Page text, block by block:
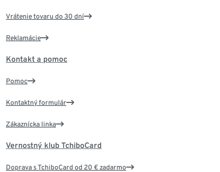
Vrátenie tovaru do 30 dní
Reklamácie
Kontakt a pomoc
Pomoc
Kontaktný formulár
Zákaznícka linka
Vernostný klub TchiboCard
Doprava s TchiboCard od 20 € zadarmo